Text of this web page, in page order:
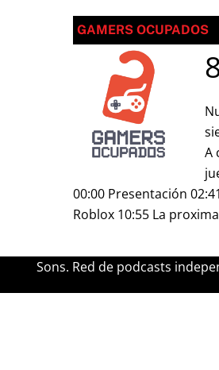
GAMERS OCUPADOS
A
00:00 Presentación
Roblox 10:55 La
Sons. Red de podcasts